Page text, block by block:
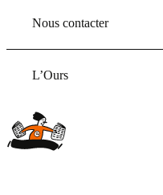
Nous contacter
L’Ours